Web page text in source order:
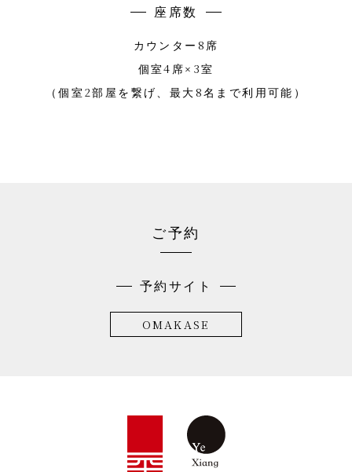
座席数
カウンター 8 席
個室4 席× 3室
（個室 2部屋を繋げ、最大 8 名まで利用可能）
ご予約
予約サイト
OMAKASE